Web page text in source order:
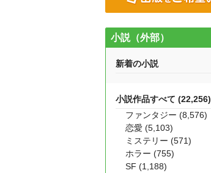
小説（外部）
新着の小説
小説作品すべて (22,256)
ファンタジー (8,576)
恋愛 (5,103)
ミステリー (571)
ホラー (755)
SF (1,188)